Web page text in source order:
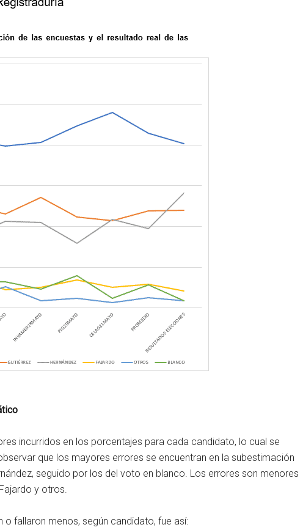
incurridos en los porcentajes para cada candidato, lo cual se
que los mayores errores se encuentran en la subestimación
seguido por los del voto en blanco. Los errores son menores
y otros.
fallaron menos, según candidato, fue así: